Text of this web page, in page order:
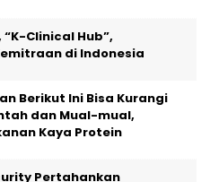
“K-Clinical Hub”,
di Indonesia
Berikut Ini Bisa Kurangi
dan Mual-mual,
Kaya Protein
Pertahankan